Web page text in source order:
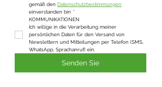
gemäß den Datenschutzbestimmungen
einverstanden bin *
KOMMUNIKATIONEN
Ich willige in die Verarbeitung meiner
persönlichen Daten für den Versand von
Newslettern und Mitteilungen per Telefon (SMS,
WhatsApp, Sprachanruf) ein.
Senden Sie